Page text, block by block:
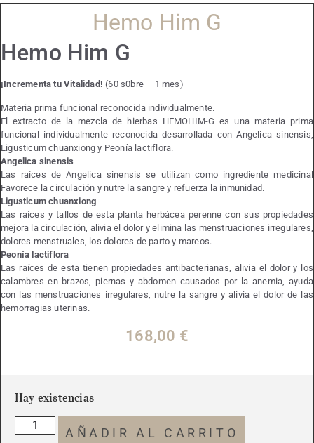
Hemo Him G
Hemo Him G
¡Incrementa tu Vitalidad!(60 s0bre – 1 mes)
Materia prima funcional reconocida individualmente.
El extracto de la mezcla de hierbas HEMOHIM-G es una materia prima
funcional individualmente reconocida desarrollada con Angelica sinensis,
Ligusticum chuanxiong y Peonía lactiflora.
Angelica sinensis
Las raíces de Angelica sinensis se utilizan como ingrediente medicinal
Favorece la circulación y nutre la sangre y refuerza la inmunidad.
Ligusticum chuanxiong
Las raíces y tallos de esta planta herbácea perenne con sus propiedades
mejora la circulación, alivia el dolor y elimina las menstruaciones irregulares,
dolores menstruales, los dolores de parto y mareos.
Peonía lactiflora
Las raíces de esta tienen propiedades antibacterianas, alivia el dolor y los
calambres en brazos, piernas y abdomen causados por la anemia, ayuda
con las menstruaciones irregulares, nutre la sangre y alivia el dolor de las
hemorragias uterinas.
168,00 €
Hay existencias
AÑADIR AL CARRITO